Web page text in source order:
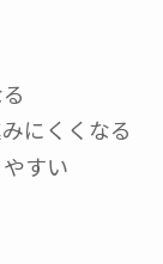
にくくなる
すい